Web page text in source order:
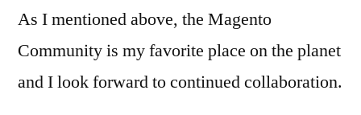
As I mentioned above, the Magento
Community is my favorite place on the planet
and I look forward to continued collaboration.